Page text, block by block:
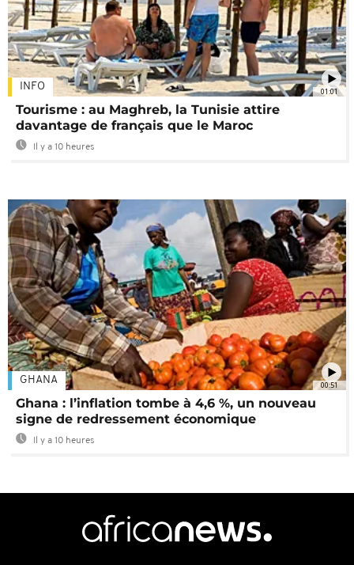
01:01
INFO
Tourisme : au Maghreb, la Tunisie attire
davantage de français que le Maroc
Il y a 10 heures
00:51
GHANA
Ghana : l’inflation tombe à 4,6 %, un nouveau
signe de redressement économique
Il y a 10 heures